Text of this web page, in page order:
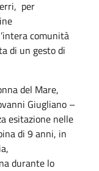
per
comunità
di un gesto di
del Mare,
Giugliano –
esitazione nelle
di 9 anni, in
durante lo